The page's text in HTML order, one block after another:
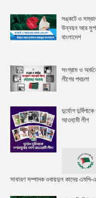
সঙ্কটে ও
উন্নয়ন আর
বাংলাদেশ
সংগ্রাম ও
লীগের পথচলা
দুর্যোগ
আওযা়মী লীগ
সাধারণ সম্পাদক ওবায়দুল কাদের এমপি-